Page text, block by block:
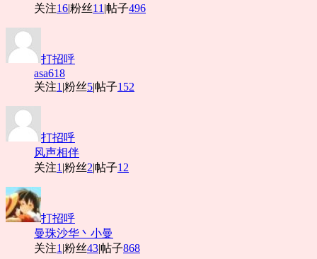
关注16|粉丝11 |帖子496
打招呼
asa618
关注1 |粉丝5|帖子152
打招呼
风声相伴
关注1 |粉丝2|帖子12
打招呼
曼珠沙华丶小曼
关注1 |粉丝43|帖子868